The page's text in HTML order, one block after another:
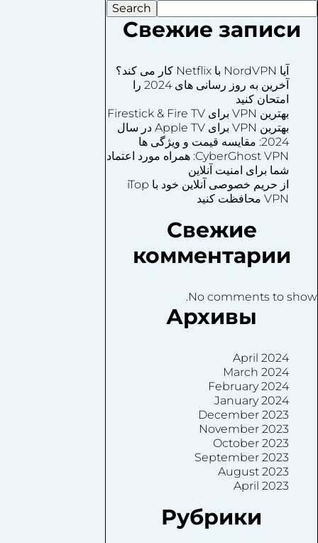
Search
Свежие записи
آیا NordVPN با Netflix کار می کند؟
آخرین به روز رسانی های 2024 را
امتحان کنید
بهترین VPN برای Firestick & Fire TV
بهترین VPN برای Apple TV در سال
2024: مقایسه قیمت و ویژگی ها
CyberGhost VPN: همراه مورد اعتماد
شما برای امنیت آنلاین
از حریم خصوصی آنلاین خود با iTop
VPN محافظت کنید
Свежие
комментарии
No comments to show.
Архивы
April 2024
March 2024
February 2024
January 2024
December 2023
November 2023
October 2023
September 2023
August 2023
April 2023
Рубрики